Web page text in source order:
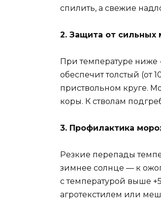
спилить, а свежие
2. Защита от сильных
При температуре ниже
обеспечит толстый (от
приствольном круге.
коры. К стволам
3. Профилактика
Резкие перепады
зимнее солнце — к
с температурой выше
агротекстилем или